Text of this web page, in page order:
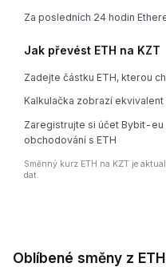
Za posledních 24 hodin
Jak převést ETH na KZT
Zadejte částku ETH, kterou
Kalkulačka zobrazí ekvivalent
Zaregistrujte si účet Bybit-
obchodování s ETH
Směnný kurz ETH na KZT je
dat.
Oblíbené směny z